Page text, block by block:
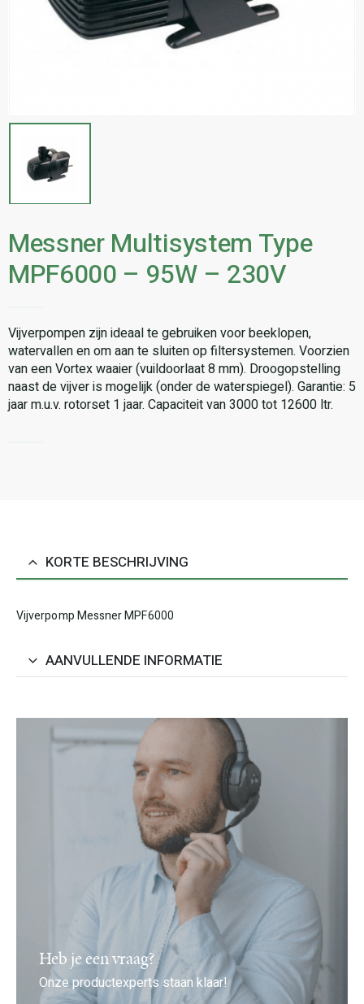
Messner Multisystem Type
MPF6000 – 95W – 230V
Vijverpompen zijn ideaal te gebruiken voor beeklopen,
watervallen en om aan te sluiten op filtersystemen. Voorzien
van een Vortex waaier (vuildoorlaat 8 mm). Droogopstelling
naast de vijver is mogelijk (onder de waterspiegel). Garantie: 5
jaar m.u.v. rotorset 1 jaar. Capaciteit van 3000 tot 12600 ltr.
KORTE BESCHRIJVING
Vijverpomp Messner MPF6000
AANVULLENDE INFORMATIE
Heb je een vraag?
Onze productexperts staan klaar!